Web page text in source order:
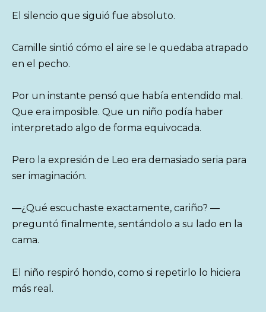
El silencio que siguió fue absoluto.
Camille sintió cómo el aire se le quedaba atrapado
en el pecho.
Por un instante pensó que había entendido mal.
Que era imposible. Que un niño podía haber
interpretado algo de forma equivocada.
Pero la expresión de Leo era demasiado seria para
ser imaginación.
—¿Qué escuchaste exactamente, cariño? —
preguntó finalmente, sentándolo a su lado en la
cama.
El niño respiró hondo, como si repetirlo lo hiciera
más real.